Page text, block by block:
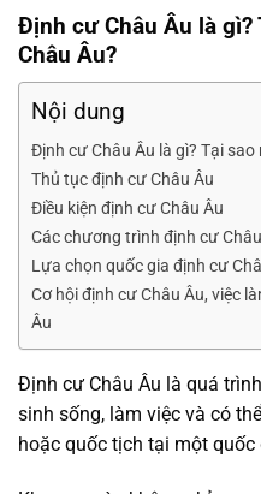
Định cư Châu Âu là
Châu Âu?
Nội dung
Định cư Châu Âu là gì? Tại
Thủ tục định cư Châu Âu
Điều kiện định cư Châu Âu
Các chương trình định cư
Lựa chọn quốc gia định cư
Cơ hội định cư Châu Âu, việc
Âu
Định cư Châu Âu là quá
sinh sống, làm việc và có
hoặc quốc tịch tại một quốc